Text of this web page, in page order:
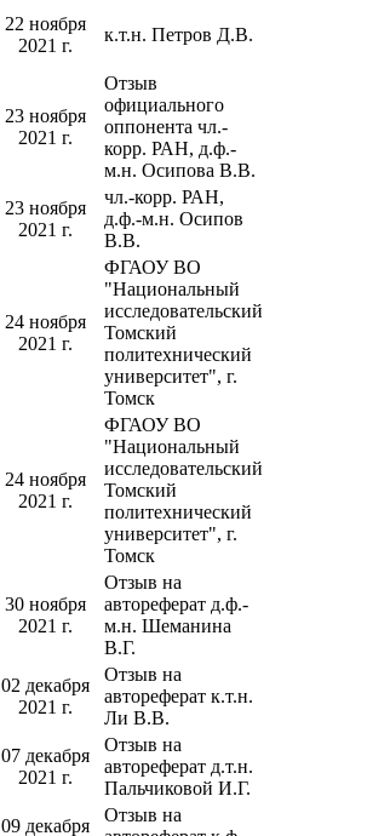
22 ноября
2021 г.
к.т.н. Петров Д.В.
23 ноября
2021 г.
Отзыв
официального
оппонента чл.-
корр. РАН, д.ф.-
м.н. Осипова В.В.
23 ноября
2021 г.
чл.-корр. РАН,
д.ф.-м.н. Осипов
В.В.
24 ноября
2021 г.
ФГАОУ ВО
"Национальный
исследовательский
Томский
политехнический
университет", г.
Томск
24 ноября
2021 г.
ФГАОУ ВО
"Национальный
исследовательский
Томский
политехнический
университет", г.
Томск
30 ноября
2021 г.
Отзыв на
автореферат д.ф.-
м.н. Шеманина
В.Г.
02 декабря
2021 г.
Отзыв на
автореферат к.т.н.
Ли В.В.
07 декабря
2021 г.
Отзыв на
автореферат д.т.н.
Пальчиковой И.Г.
09 декабря
Отзыв на